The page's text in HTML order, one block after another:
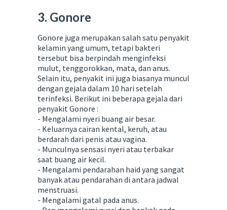
3. Gonore
Gonore juga merupakan salah satu penyakit
kelamin yang umum, tetapi bakteri
tersebut bisa berpindah menginfeksi
mulut, tenggorokkan, mata, dan anus.
Selain itu, penyakit ini juga biasanya muncul
dengan gejala dalam 10 hari setelah
terinfeksi. Berikut ini beberapa gejala dari
penyakit Gonore :
- Mengalami nyeri buang air besar.
- Keluarnya cairan kental, keruh, atau
berdarah dari penis atau vagina.
- Munculnya sensasi nyeri atau terbakar
saat buang air kecil.
- Mengalami pendarahan haid yang sangat
banyak atau pendarahan di antara jadwal
menstruasi.
- Mengalami gatal pada anus.